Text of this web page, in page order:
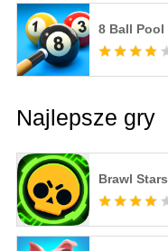
8 Ball Pool
Najlepsze gry
Brawl Stars